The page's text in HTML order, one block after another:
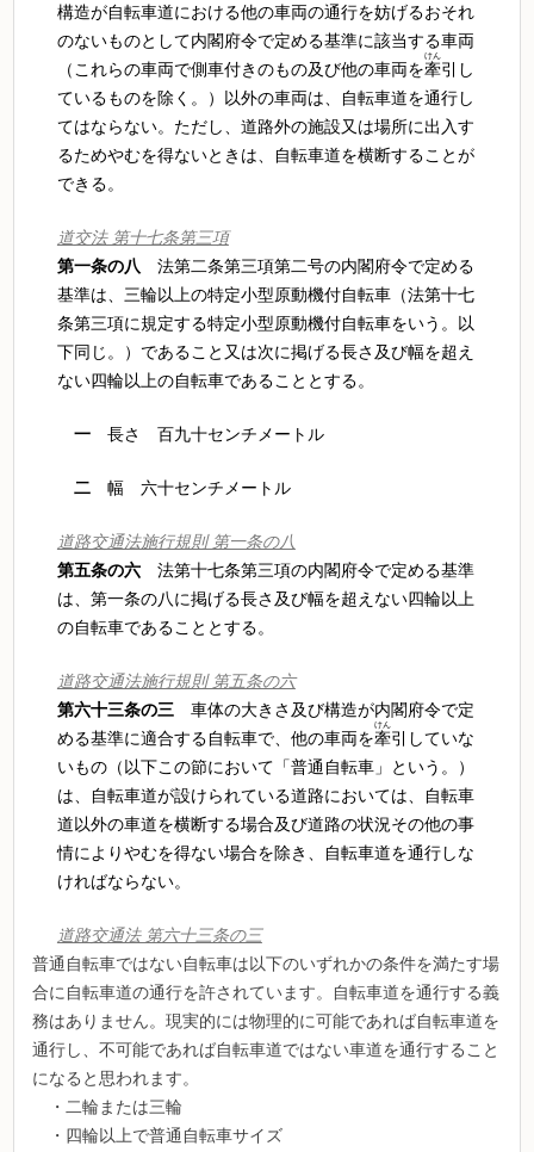
構造が自転車道における他の車両の通行を妨げるおそれ
のないものとして内閣府令で定める基準に該当する車両
（これらの車両で側車付きのもの及び他の車両を牽
けん
引し
ているものを除く。）以外の車両は、自転車道を通行し
てはならない。ただし、道路外の施設又は場所に出入す
るためやむを得ないときは、自転車道を横断することが
できる。
道交法 第十七条第三項
第一条の八 法第二条第三項第二号の内閣府令で定める
基準は、三輪以上の特定小型原動機付自転車（法第十七
条第三項に規定する特定小型原動機付自転車をいう。以
下同じ。）であること又は次に掲げる長さ及び幅を超え
ない四輪以上の自転車であることとする。
一長さ 百九十センチメートル
二幅 六十センチメートル
道路交通法施行規則 第一条の八
第五条の六法第十七条第三項の内閣府令で定める基準
は、第一条の八に掲げる長さ及び幅を超えない四輪以上
の自転車であることとする。
道路交通法施行規則 第五条の六
第六十三条の三
車体の大きさ及び構造が内閣府令で定
める基準に適合する自転車で、他の車両を牽
けん
引していな
いもの（以下この節において「普通自転車」という。）
は、自転車道が設けられている道路においては、自転車
道以外の車道を横断する場合及び道路の状況その他の事
情によりやむを得ない場合を除き、自転車道を通行しな
ければならない。
道路交通法 第六十三条の三
普通自転車ではない自転車は以下のいずれかの条件を満たす場
合に自転車道の通行を許されています。自転車道を通行する義
務はありません。現実的には物理的に可能であれば自転車道を
通行し、不可能であれば自転車道ではない車道を通行すること
になると思われます。
・二輪または三輪
・四輪以上で普通自転車サイズ